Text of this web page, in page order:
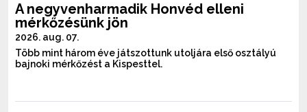
A negyvenharmadik Honvéd elleni
mérkőzésünk jön
2026. aug. 07.
Több mint három éve játszottunk utoljára első osztályú
bajnoki mérkőzést a Kispesttel.